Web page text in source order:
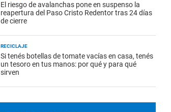
El riesgo de avalanchas pone en suspenso la
reapertura del Paso Cristo Redentor tras 24 días
de cierre
RECICLAJE
Si tenés botellas de tomate vacías en casa, tenés
un tesoro en tus manos: por qué y para qué
sirven